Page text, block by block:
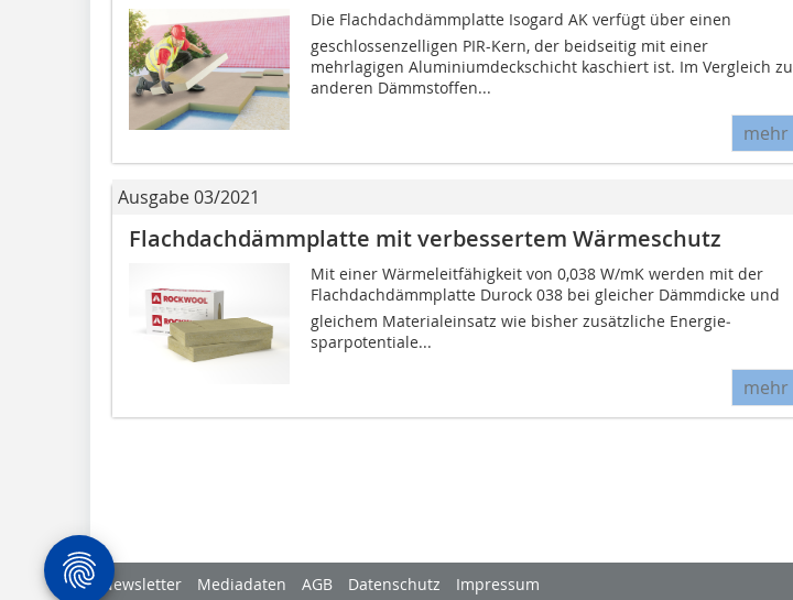
Die Flachdachdämmplatte Isogard AK verfügt über einen
geschlossenzelligen PIR-Kern, der beidseitig mit einer
mehrlagigen Aluminiumdeckschicht kaschiert ist. Im Vergleich zu
anderen Dämmstoffen...
mehr
Ausgabe 03/2021
Flachdachdämmplatte mit verbessertem Wärmeschutz
Mit einer Wärmeleitfähigkeit von 0,038 W/mK werden mit der
Flachdachdämmplatte Durock 038 bei gleicher Dämmdicke und
gleichem Materialeinsatz wie bisher zusätzliche Energie­
sparpotentiale...
mehr
Newsletter Mediadaten AGB Datenschutz Impressum